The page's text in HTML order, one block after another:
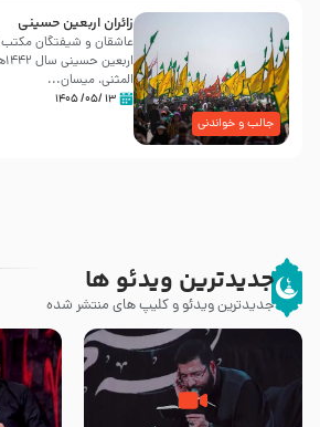
جالب و خواندنی
زائران اربعین حسینی
عاشقان و شیفتگان
المثنی، میسان...
۱۳ /۰۵/ ۱۴۰۵
جدیدترین ویدئو ها
جدیدترین ویدئو و کلیپ های منتشر شده